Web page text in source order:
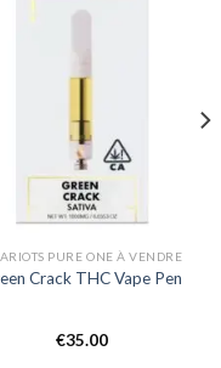
PURE ONE À VENDRE
Crack THC Vape Pen
€35.00